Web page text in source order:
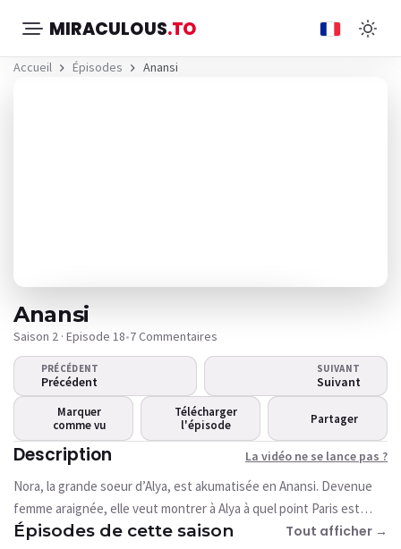
MIRACULOUS.TO
Accueil Épisodes Anansi
La vidéo ne se lance pas ?
Cette vidéo n'est pas disponible pour le
moment
Anansi
Saison 2 · Episode 18•7 Commentaires
PRÉCÉDENT
Précédent
SUIVANT
Suivant
Marquer
comme vu
Télécharger
l'épisode
Partager
Description La vidéo ne se lance pas ?
Nora, la grande soeur d’Alya, est akumatisée en Anansi. Devenue
femme araignée, elle veut montrer à Alya à quel point Paris est
dangereux. Ladybug et Chat Noir ne devront pas se prendre à sa
Épisodes de cette saison Tout afficher →